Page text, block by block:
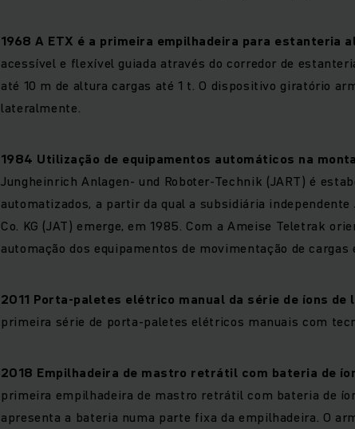
1968 A ETX é a primeira empilhadeira para estanteria
acessível e flexível guiada através do corredor de
até 10 m de altura cargas até 1 t. O dispositivo giratório
lateralmente.
1984 Utilização de equipamentos automáticos na
Jungheinrich Anlagen- und Roboter-Technik (JART) é
automatizados, a partir da qual a subsidiária
Co. KG (JAT) emerge, em 1985. Com a Ameise Teletrak
automação dos equipamentos de movimentação de cargas
2011 Porta-paletes elétrico manual da série de íons de
primeira série de porta-paletes elétricos manuais com
2018 Empilhadeira de mastro retrátil com bateria de
primeira empilhadeira de mastro retrátil com bateria de
apresenta a bateria numa parte fixa da empilhadeira. O